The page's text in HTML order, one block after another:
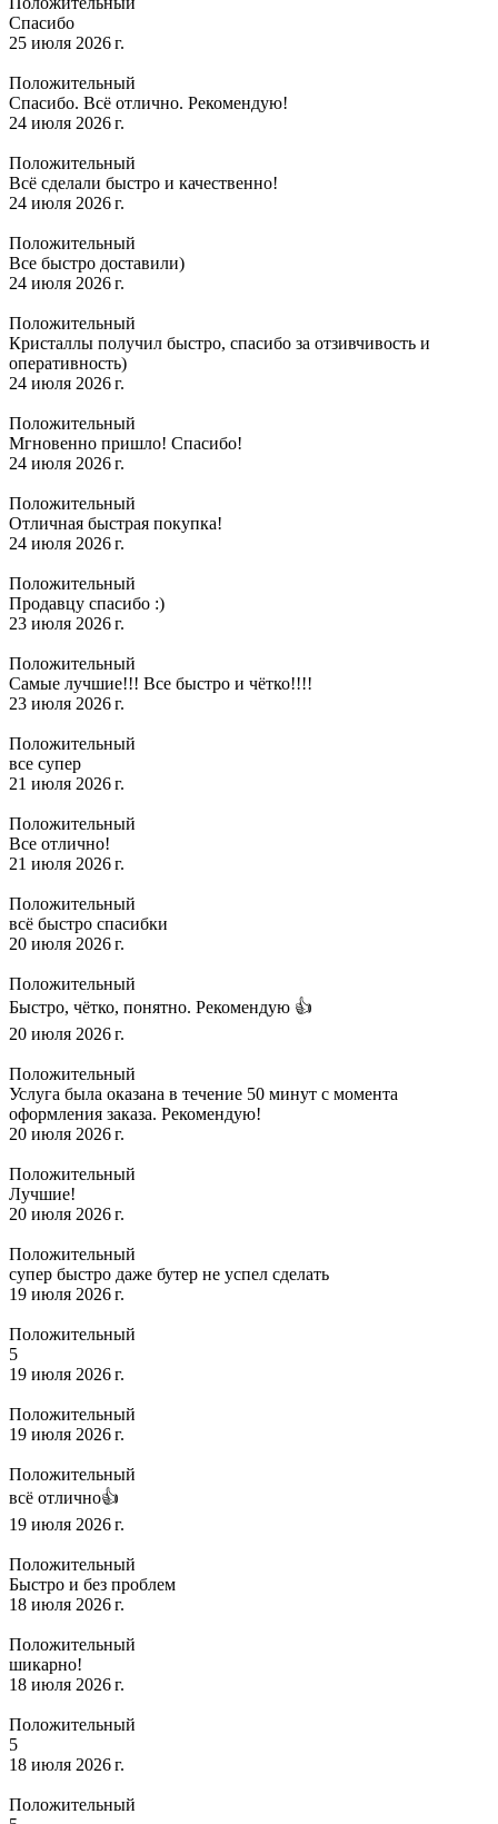
Спасибо
25 июля 2026 г.
Положительный
Спасибо. Всё отлично. Рекомендую!
24 июля 2026 г.
Положительный
Всё сделали быстро и качественно!
24 июля 2026 г.
Положительный
Все быстро доставили)
24 июля 2026 г.
Положительный
Кристаллы получил быстро, спасибо за отзивчивость и
оперативность)
24 июля 2026 г.
Положительный
Мгновенно пришло! Спасибо!
24 июля 2026 г.
Положительный
Отличная быстрая покупка!
24 июля 2026 г.
Положительный
Продавцу спасибо :)
23 июля 2026 г.
Положительный
Самые лучшие!!! Все быстро и чётко!!!!
23 июля 2026 г.
Положительный
все супер
21 июля 2026 г.
Положительный
Все отлично!
21 июля 2026 г.
Положительный
всё быстро спасибки
20 июля 2026 г.
Положительный
Быстро, чётко, понятно. Рекомендую 👍
20 июля 2026 г.
Положительный
Услуга была оказана в течение 50 минут с момента
оформления заказа. Рекомендую!
20 июля 2026 г.
Положительный
Лучшие!
20 июля 2026 г.
Положительный
супер быстро даже бутер не успел сделать
19 июля 2026 г.
Положительный
5
19 июля 2026 г.
Положительный
19 июля 2026 г.
Положительный
всë отлично👍
19 июля 2026 г.
Положительный
Быстро и без проблем
18 июля 2026 г.
Положительный
шикарно!
18 июля 2026 г.
Положительный
5
18 июля 2026 г.
Положительный